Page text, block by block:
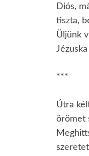
Diós,
tiszta,
Üljünk
***
Útra
örömet